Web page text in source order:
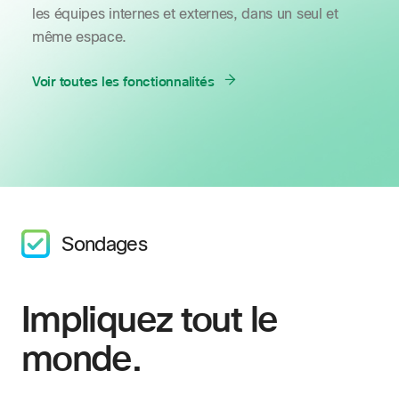
les équipes internes et externes, dans un seul et
même espace.
Voir toutes les fonctionnalités
Sondages
Impliquez tout le
monde.